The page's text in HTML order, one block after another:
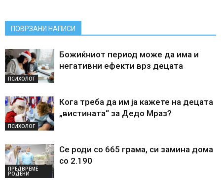
ПОВРЗАНИ НАПИСИ
ПСИХОЛОГ
Божиќниот период може да има и
негативни ефекти врз децата
ПСИХОЛОГ
Кога треба да им ја кажете на децата
„вистината“ за Дедо Мраз?
ПРЕДВРЕМЕ
РОДЕНИ
Се роди со 665 грама, си замина дома
со 2.190